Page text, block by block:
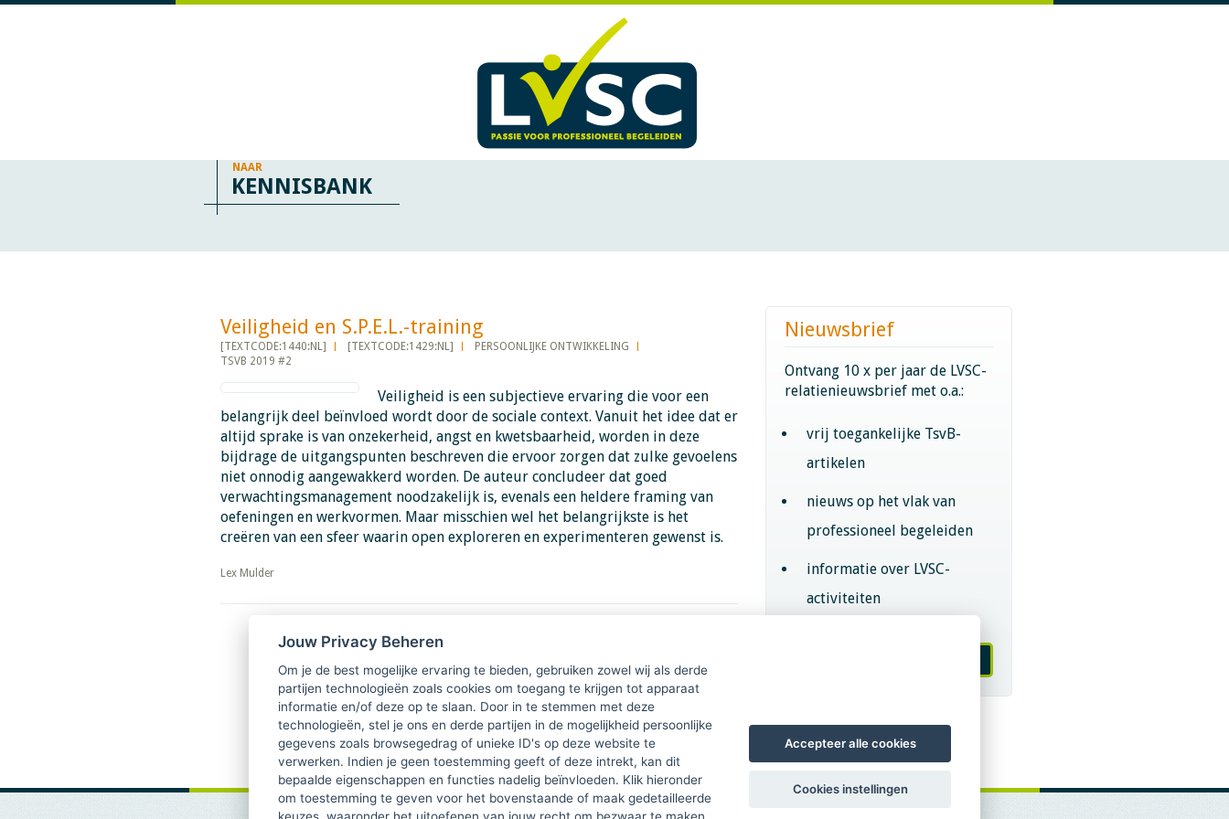
NAAR
KENNISBANK
Veiligheid en S.P.E.L.-training​​​​​​
[TEXTCODE:1440:NL] [TEXTCODE:1429:NL]
PERSOONLIJKE ONTWIKKELING
TSVB 2019 #2
Veiligheid is een subjectieve ervaring die voor een
belangrijk deel beïnvloed wordt door de sociale context. Vanuit het idee dat er
altijd sprake is van onzekerheid, angst en kwetsbaarheid, worden in deze
bijdrage de uitgangspunten beschreven die ervoor zorgen dat zulke gevoelens
niet onnodig aangewakkerd worden. De auteur concludeer dat goed
verwachtingsmanagement noodzakelijk is, evenals een heldere framing van
oefeningen en werkvormen. Maar misschien wel het belangrijkste is het
creëren van een sfeer waarin open exploreren en experimenteren gewenst is.
​​​​​​​​​​​​​​Lex Mulder
Download PDF
Nieuwsbrief
Ontvang 10 x per jaar de LVSC-
relatienieuwsbrief met o.a.:
vrij toegankelijke TsvB-
artikelen
nieuws op het vlak van
professioneel begeleiden
informatie over LVSC-
activiteiten
Jouw Privacy Beheren
Om je de best mogelijke ervaring te bieden, gebruiken zowel wij als derde
partijen technologieën zoals cookies om toegang te krijgen tot apparaat
informatie en/of deze op te slaan. Door in te stemmen met deze
technologieën, stel je ons en derde partijen in de mogelijkheid persoonlijke
gegevens zoals browsegedrag of unieke ID's op deze website te
verwerken. Indien je geen toestemming geeft of deze intrekt, kan dit
bepaalde eigenschappen en functies nadelig beïnvloeden. Klik hieronder
om toestemming te geven voor het bovenstaande of maak gedetailleerde
Accepteer alle cookies
Cookies instellingen